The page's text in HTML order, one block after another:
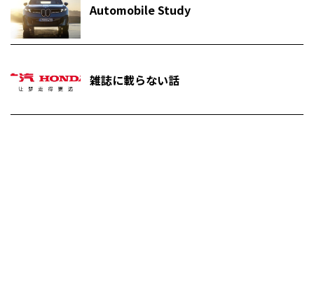
Automobile Study
雑誌に載らない話